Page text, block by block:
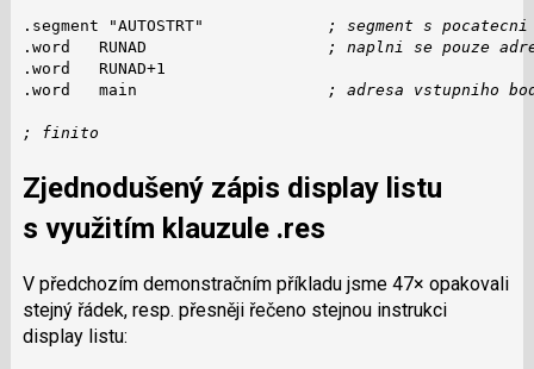
.segment "AUTOSTRT"
; segment s pocatecni
.word   RUNAD
; naplni se pouze
.word   RUNAD+1
.word   main
; adresa vstupniho
; finito
Zjednodušený zápis display listu
s využitím klauzule .res
V předchozím demonstračním příkladu jsme 47× opakovali
stejný řádek, resp. přesněji řečeno stejnou instrukci
display listu: